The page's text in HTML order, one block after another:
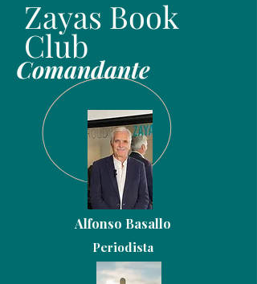
Zayas Book
Club
Comandante
Alfonso Basallo
Periodista